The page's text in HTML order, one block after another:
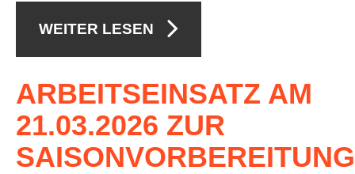
Anhalt Open Senioren
4-Städte-Turnier
Unternehmer-Cup 2026
WEITER LESEN
ARBEITSEINSATZ AM
21.03.2026 ZUR
SAISONVORBEREITUNG